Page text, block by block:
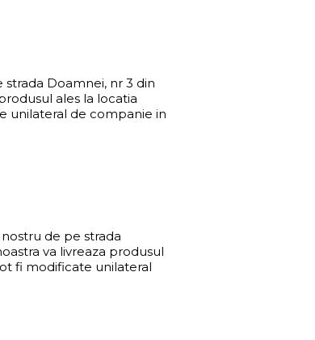
Doamnei, nr 3 din
ales la locatia
unilateral de companie in
de pe strada
va livreaza produsul
fi modificate unilateral